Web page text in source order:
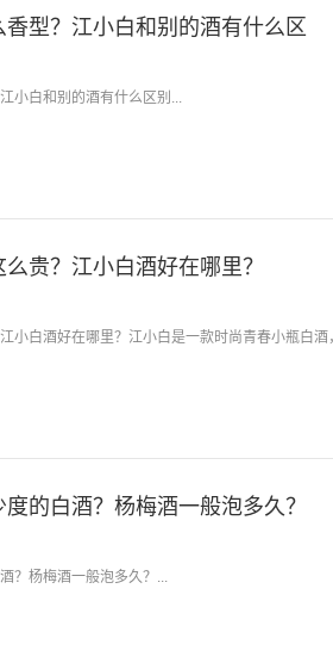
香型？江小白和别的酒有什么区
小白和别的酒有什么区别...
贵？江小白酒好在哪里？
小白酒好在哪里？江小白是一款时尚青春小瓶白酒
的白酒？杨梅酒一般泡多久？
？杨梅酒一般泡多久？...